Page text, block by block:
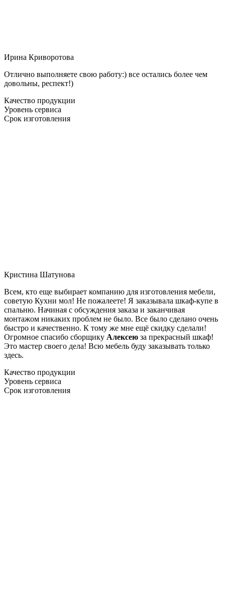
Ирина Криворотова
Отлично выполняете свою работу:) все остались более чем
довольны, респект!)
Качество продукции
Уровень сервиса
Срок изготовления
Кристина Шатунова
Всем, кто еще выбирает компанию для изготовления мебели,
советую Кухни мол! Не пожалеете! Я заказывала шкаф-купе в
спальню. Начиная с обсуждения заказа и заканчивая
монтажом никаких проблем не было. Все было сделано очень
быстро и качественно. К тому же мне ещё скидку сделали!
Огромное спасибо сборщику Алексею за прекрасный шкаф!
Это мастер своего дела! Всю мебель буду заказывать только
здесь.
Качество продукции
Уровень сервиса
Срок изготовления